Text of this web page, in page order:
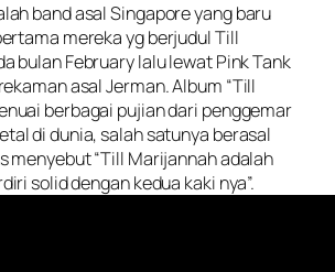
band asal Singapore yang baru
mereka yg berjudul Till
bulan February lalu lewat Pink Tank
asal Jerman. Album “Till
berbagai pujian dari penggemar
di dunia, salah satunya berasal
menyebut “Till Marijannah adalah
solid dengan kedua kaki nya”.